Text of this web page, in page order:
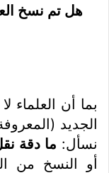
هل تم نسخ
بما أن العلماء
الجديد
نسأل: ما دقة
أو النسخ من